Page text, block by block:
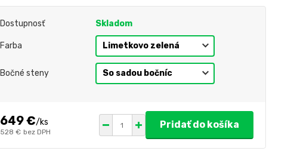
Dostupnosť Skladom
Farba
Bočné steny
649 €/ks
528 € bez DPH
Pridať do košíka